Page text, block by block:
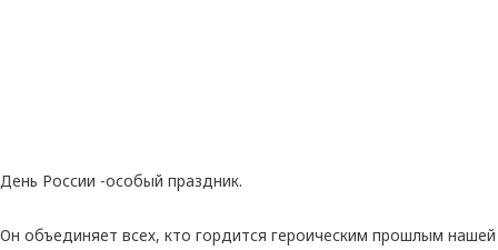
День России -особый праздник.
Он объединяет всех, кто гордится героическим прошлым нашей